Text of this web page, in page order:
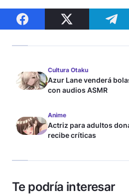
Cultura Otaku
Azur Lane venderá
con audios ASMR
Anime
Actriz para adultos
recibe críticas
Te podría interesar